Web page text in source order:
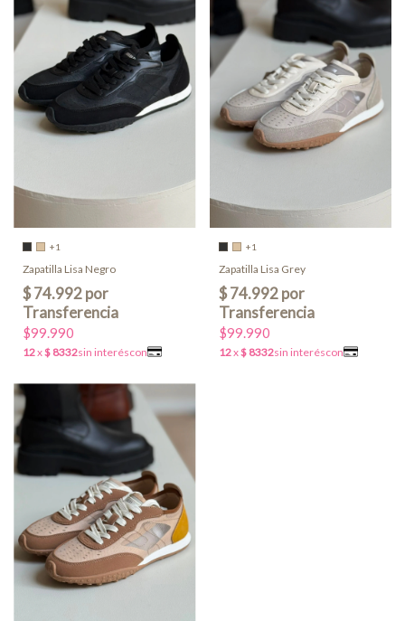
+1
Zapatilla Lisa Negro
$99.990
+1
Zapatilla Lisa Grey
$99.990